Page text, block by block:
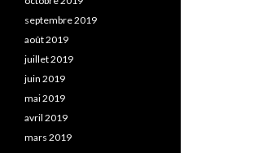
septembre 2019
août 2019
juillet 2019
juin 2019
mai 2019
avril 2019
mars 2019